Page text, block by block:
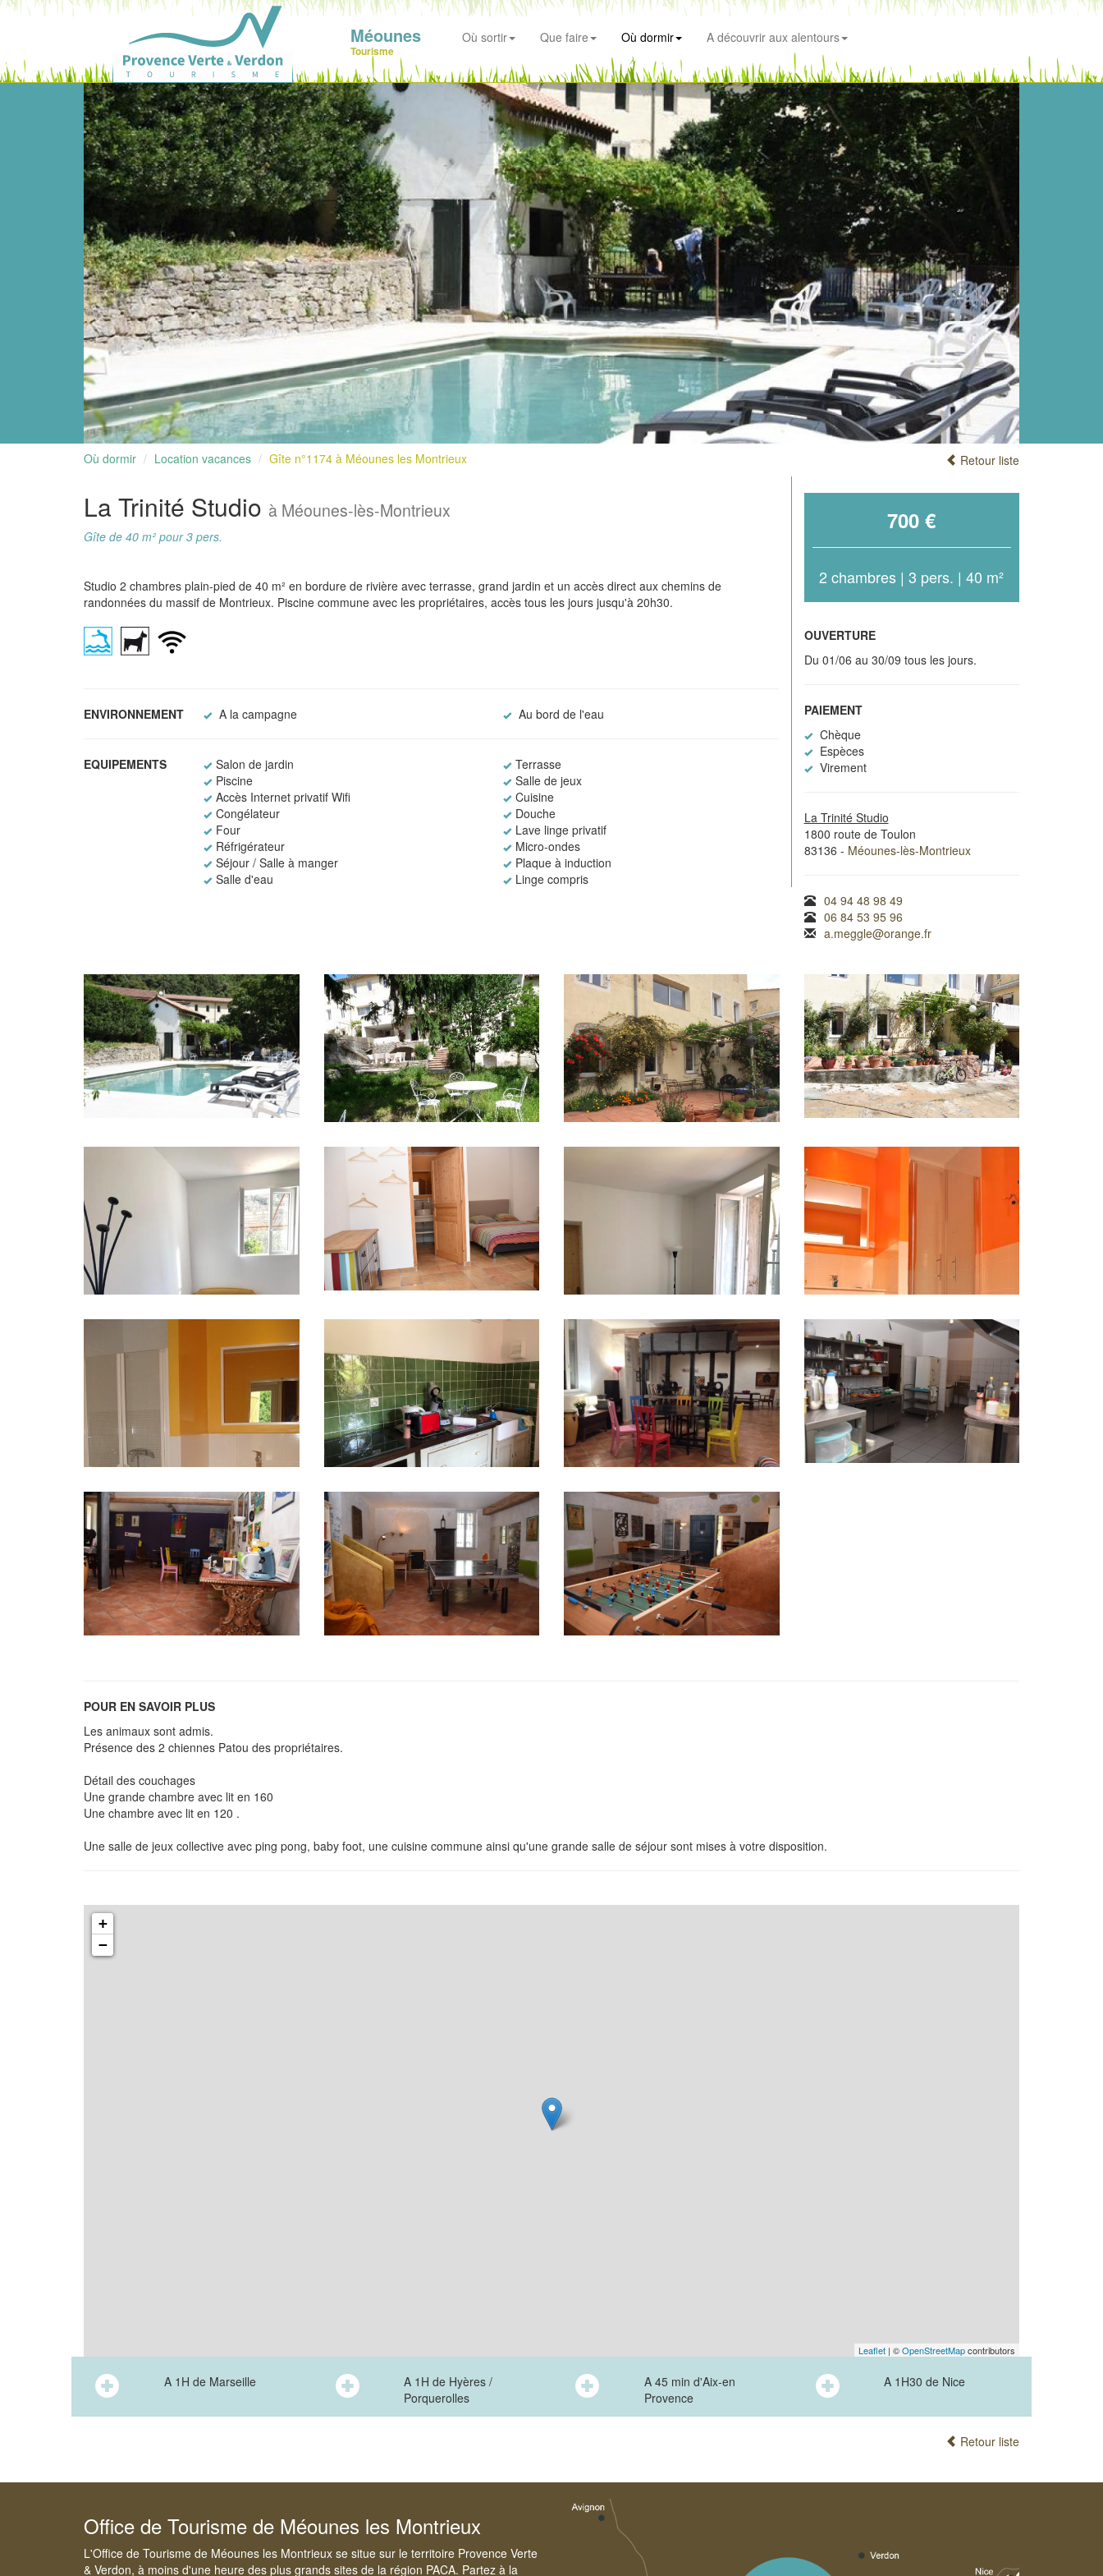
Méounes
Tourisme
Où sortir Que faire Où dormir A découvrir aux alentours
Où dormir Location vacances Gîte n°1174 à Méounes les Montrieux Retour liste
La Trinité Studio à Méounes-lès-Montrieux
Gîte de 40 m² pour 3 pers.
Studio 2 chambres plain-pied de 40 m² en bordure de rivière avec terrasse, grand jardin et un accès direct aux chemins de
randonnées du massif de Montrieux. Piscine commune avec les propriétaires, accès tous les jours jusqu'à 20h30.
ENVIRONNEMENT A la campagne Au bord de l'eau
EQUIPEMENTS Salon de jardin
Terrasse
Piscine
Salle de jeux
Accès Internet privatif Wifi
Cuisine
Congélateur
Douche
Four
Lave linge privatif
Réfrigérateur
Micro-ondes
Séjour / Salle à manger
Plaque à induction
Salle d'eau
Linge compris
700 €
2 chambres | 3 pers. | 40 m²
OUVERTURE
Du 01/06 au 30/09 tous les jours.
PAIEMENT
Chèque
Espèces
Virement
La Trinité Studio
1800 route de Toulon
83136 - Méounes-lès-Montrieux
04 94 48 98 49
06 84 53 95 96
a.meggle@orange.fr
POUR EN SAVOIR PLUS
Les animaux sont admis.
Présence des 2 chiennes Patou des propriétaires.
Détail des couchages
Une grande chambre avec lit en 160
Une chambre avec lit en 120 .
Une salle de jeux collective avec ping pong, baby foot, une cuisine commune ainsi qu'une grande salle de séjour sont mises à votre disposition.
+
−
Leaflet | ©OpenStreetMapcontributors
A 1H de Marseille
A 1H de Hyères /
Porquerolles
A 45 min d'Aix-en
Provence
A 1H30 de Nice
Retour liste
Office de Tourisme de Méounes les Montrieux
L'Office de Tourisme de Méounes les Montrieux se situe sur le territoire Provence Verte
& Verdon, à moins d'une heure des plus grands sites de la région PACA. Partez à la